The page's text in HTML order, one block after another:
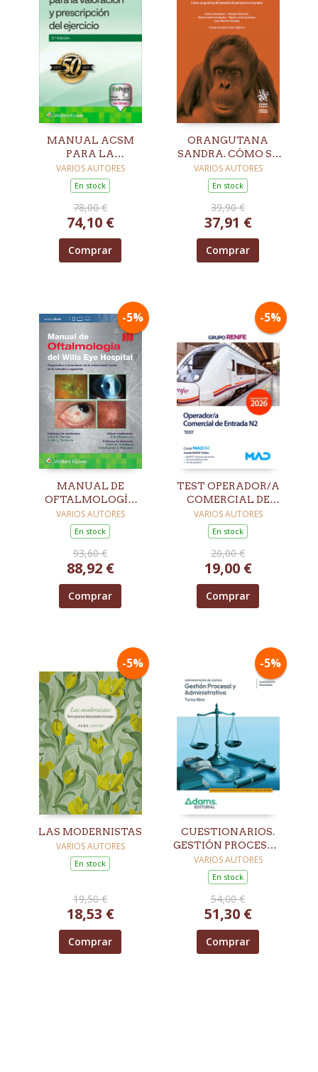
MANUAL ACSM
PARA LA
VALORACIÓN Y
PRESCRIPCIÓN DEL
EJERCICIO. 5ª ED.
VARIOS AUTORES
En stock
78,00 €
74,10 €
Comprar
ORANGUTANA
SANDRA. CÓMO SE
GESTÓ LA
DECLARACIÓN DE
PERSONA NO-
HUMANA
VARIOS AUTORES
En stock
39,90 €
37,91 €
Comprar
-5%
MANUAL DE
OFTALMOLOGÍA
DEL WILLS EYE
HOSPITAL. 9ª ED.
VARIOS AUTORES
En stock
93,60 €
88,92 €
Comprar
-5%
TEST OPERADOR/A
COMERCIAL DE
ENTRADA N2 GRUPO
RENFE
VARIOS AUTORES
En stock
20,00 €
19,00 €
Comprar
-5%
LAS MODERNISTAS
VARIOS AUTORES
En stock
19,50 €
18,53 €
Comprar
-5%
CUESTIONARIOS.
GESTIÓN PROCESAL
Y ADMINISTRATIVA.
TURNO LIBRE
VARIOS AUTORES
En stock
54,00 €
51,30 €
Comprar